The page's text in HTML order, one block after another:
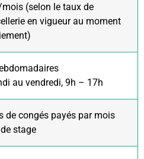
(selon le taux de
en vigueur au moment
au vendredi, 9h – 17h
de congés payés par mois
stage